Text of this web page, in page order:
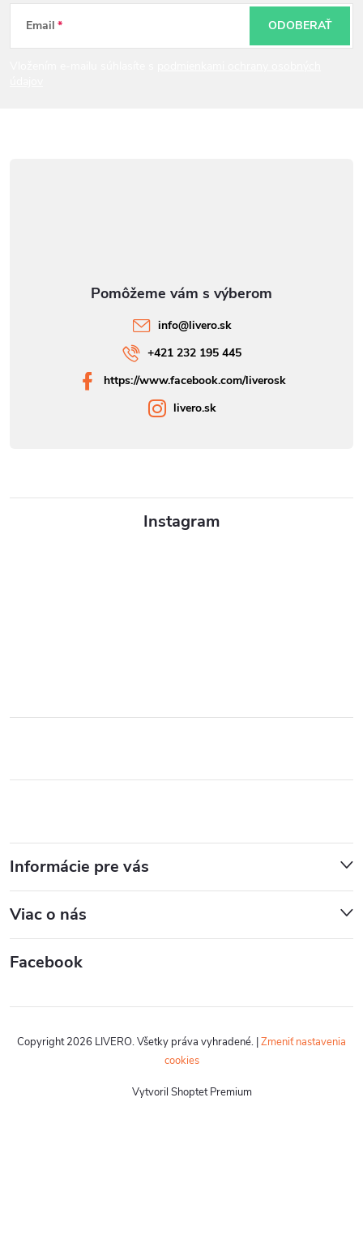
Email ODOBERAŤ
Instagram
Informácie pre vás
Viac o nás
Facebook
info@livero.sk
+421 232 195 445
https://www.facebook.com/liverosk
livero.sk
Vytvoril Shoptet Premium
Copyright 2026 LIVERO. Všetky práva vyhradené. |Zmeniť nastavenia
cookies